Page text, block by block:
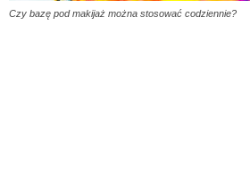
Czy bazę pod makijaż można stosować codziennie?